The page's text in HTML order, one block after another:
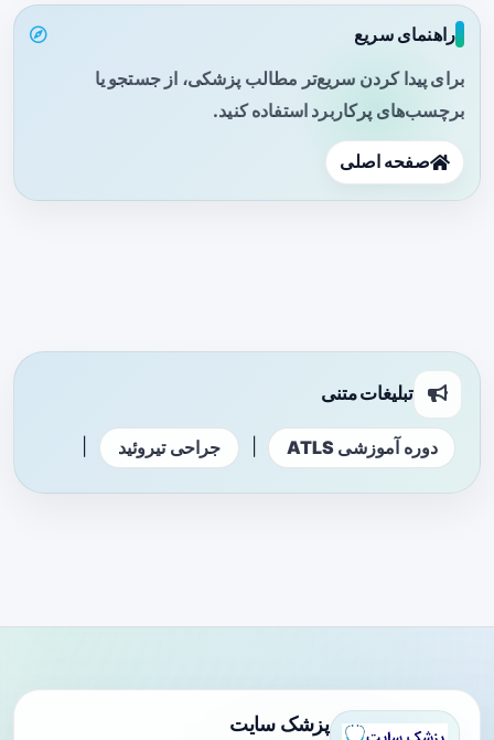
راهنمای سریع
برای پیدا کردن سریع‌تر مطالب پزشکی، از جستجو یا
برچسب‌های پرکاربرد استفاده کنید.
صفحه اصلی
تبلیغات متنی
دوره آموزشی ATLS جراحی تیروئید
پزشک سایت